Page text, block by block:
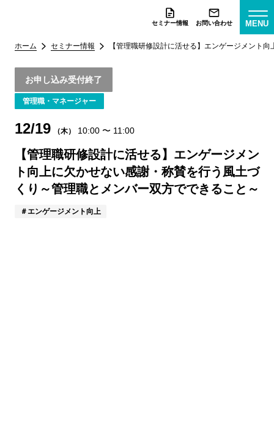
セミナー情報 お問い合わせ MENU
ホーム セミナー情報 【管理職研修設計に活せる】エンゲージメント
お申し込み受付終了
管理職・マネージャー
12/19 （木） 10:00 〜 11:00
【管理職研修設計に活せる】エンゲージメン
ト向上に欠かせない感謝・称賛を行う風土づ
くり～管理職とメンバー双方でできること～
エンゲージメント向上